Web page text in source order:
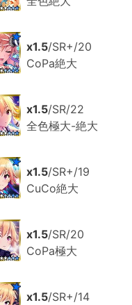
x1.5/SR+/20
CoPa絶大
x1.5/SR/22
全色極大-絶大
x1.5/SR+/19
CuCo絶大
x1.5/SR/20
CoPa極大
x1.5/SR+/14